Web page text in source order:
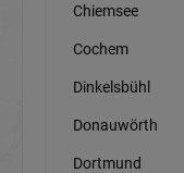
Chiemsee
Cochem
Dinkelsbühl
Donauwörth
Dortmund